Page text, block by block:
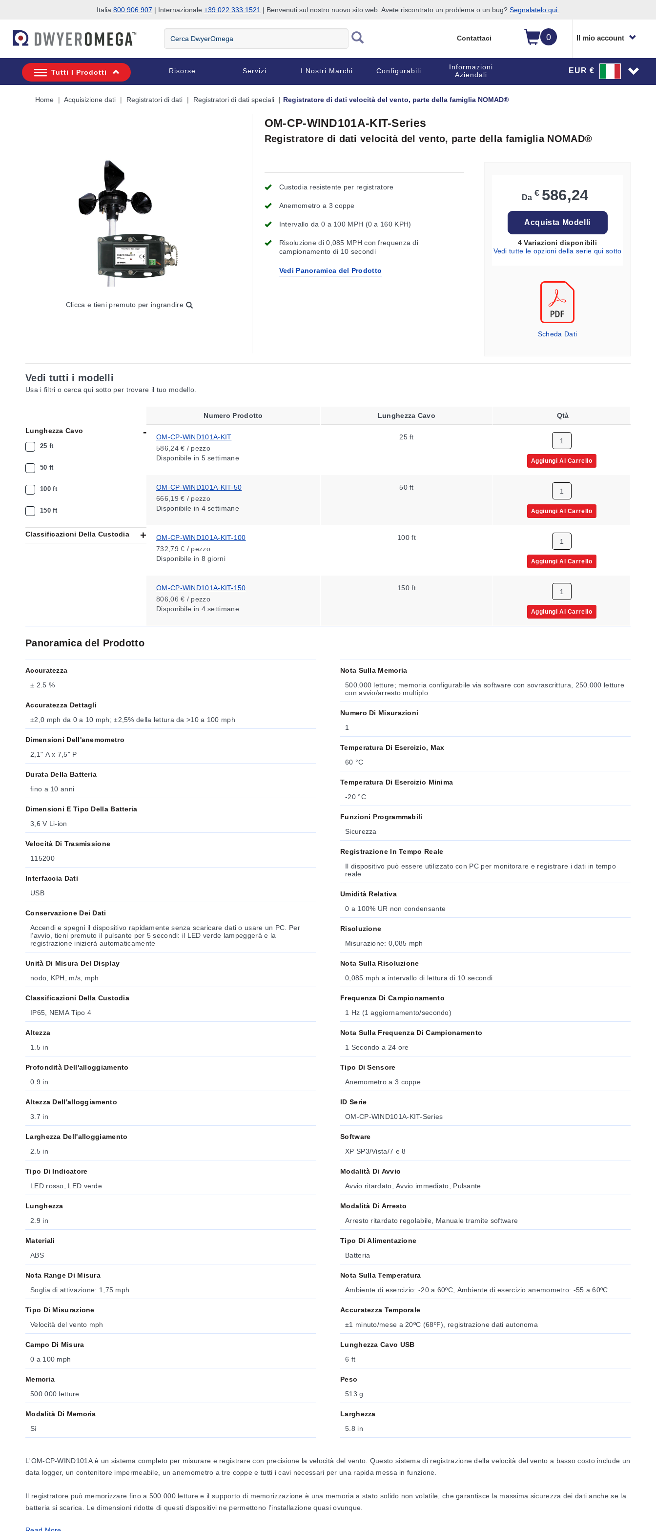
Italia 800 906 907 | Internazionale +39 022 333 1521 | Benvenuti sul nostro nuovo sito web. Avete riscontrato un problema o un bug? Segnalatelo qui.
0 Il mio account
Cerca
DwyerOmega
Contattaci
Tutti I Prodotti Risorse Servizi I Nostri Marchi Configurabili
Informazioni
Aziendali
EUR €
Home Acquisizione dati Registratori di dati Registratori di dati speciali Registratore di dati velocità del vento, parte della famiglia NOMAD®
Clicca e tieni premuto per ingrandire
OM-CP-WIND101A-KIT-Series
Registratore di dati velocità del vento, parte della famiglia NOMAD®
Custodia resistente per registratore
Anemometro a 3 coppe
Intervallo da 0 a 100 MPH (0 a 160 KPH)
Risoluzione di 0,085 MPH con frequenza di
campionamento di 10 secondi
Vedi Panoramica del Prodotto
Da € 586,24
Acquista Modelli
4 Variazioni disponibili
Vedi tutte le opzioni della serie qui sotto
Scheda Dati
Vedi tutti i modelli
Usa i filtri o cerca qui sotto per trovare il tuo modello.
Lunghezza Cavo
25 ft
50 ft
100 ft
150 ft
Classificazioni Della Custodia
Numero Prodotto Lunghezza Cavo Qtà
OM-CP-WIND101A-KIT
586,24 € / pezzo
Disponibile in 5 settimane
25 ft
Aggiungi Al Carrello
OM-CP-WIND101A-KIT-50
666,19 € / pezzo
Disponibile in 4 settimane
50 ft
Aggiungi Al Carrello
OM-CP-WIND101A-KIT-100
732,79 € / pezzo
Disponibile in 8 giorni
100 ft
Aggiungi Al Carrello
OM-CP-WIND101A-KIT-150
806,06 € / pezzo
Disponibile in 4 settimane
150 ft
Aggiungi Al Carrello
Panoramica del Prodotto
Accuratezza
± 2.5 %
Accuratezza Dettagli
±2,0 mph da 0 a 10 mph; ±2,5% della lettura da >10 a 100 mph
Dimensioni Dell'anemometro
2,1" A x 7,5" P
Durata Della Batteria
fino a 10 anni
Dimensioni E Tipo Della Batteria
3,6 V Li-ion
Velocità Di Trasmissione
115200
Interfaccia Dati
USB
Conservazione Dei Dati
Accendi e spegni il dispositivo rapidamente senza scaricare dati o usare un PC. Per
l’avvio, tieni premuto il pulsante per 5 secondi: il LED verde lampeggerà e la
registrazione inizierà automaticamente
Unità Di Misura Del Display
nodo, KPH, m/s, mph
Classificazioni Della Custodia
IP65, NEMA Tipo 4
Altezza
1.5 in
Profondità Dell'alloggiamento
0.9 in
Altezza Dell'alloggiamento
3.7 in
Larghezza Dell'alloggiamento
2.5 in
Tipo Di Indicatore
LED rosso, LED verde
Lunghezza
2.9 in
Materiali
ABS
Nota Range Di Misura
Soglia di attivazione: 1,75 mph
Tipo Di Misurazione
Velocità del vento mph
Campo Di Misura
0 a 100 mph
Memoria
500.000 letture
Modalità Di Memoria
Sì
Nota Sulla Memoria
500.000 letture; memoria configurabile via software con sovrascrittura, 250.000 letture
con avvio/arresto multiplo
Numero Di Misurazioni
1
Temperatura Di Esercizio, Max
60 °C
Temperatura Di Esercizio Minima
-20 °C
Funzioni Programmabili
Sicurezza
Registrazione In Tempo Reale
Il dispositivo può essere utilizzato con PC per monitorare e registrare i dati in tempo
reale
Umidità Relativa
0 a 100% UR non condensante
Risoluzione
Misurazione: 0,085 mph
Nota Sulla Risoluzione
0,085 mph a intervallo di lettura di 10 secondi
Frequenza Di Campionamento
1 Hz (1 aggiornamento/secondo)
Nota Sulla Frequenza Di Campionamento
1 Secondo a 24 ore
Tipo Di Sensore
Anemometro a 3 coppe
ID Serie
OM-CP-WIND101A-KIT-Series
Software
XP SP3/Vista/7 e 8
Modalità Di Avvio
Avvio ritardato, Avvio immediato, Pulsante
Modalità Di Arresto
Arresto ritardato regolabile, Manuale tramite software
Tipo Di Alimentazione
Batteria
Nota Sulla Temperatura
Ambiente di esercizio: -20 a 60ºC, Ambiente di esercizio anemometro: -55 a 60ºC
Accuratezza Temporale
±1 minuto/mese a 20ºC (68ºF), registrazione dati autonoma
Lunghezza Cavo USB
6 ft
Peso
513 g
Larghezza
5.8 in
L'OM-CP-WIND101A è un sistema completo per misurare e registrare con precisione la velocità del vento. Questo sistema di registrazione della velocità del vento a basso costo include un
data logger, un contenitore impermeabile, un anemometro a tre coppe e tutti i cavi necessari per una rapida messa in funzione.
Il registratore può memorizzare fino a 500.000 letture e il supporto di memorizzazione è una memoria a stato solido non volatile, che garantisce la massima sicurezza dei dati anche se la
batteria si scarica. Le dimensioni ridotte di questi dispositivi ne permettono l’installazione quasi ovunque.